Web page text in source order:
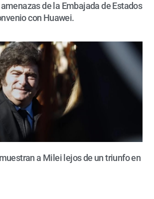
de la Embajada de Estados
con Huawei.
a Milei lejos de un triunfo en